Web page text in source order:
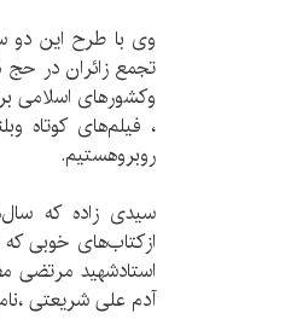
وی با طرح این دو
تجمع زائران در حج
وکشورهای اسلامی
، فیلم‌های کوتاه
روبروهستیم.
سیدی زاده که
ازکتاب‌های خوبی
استادشهید مرتضی
آدم علی شریعتی